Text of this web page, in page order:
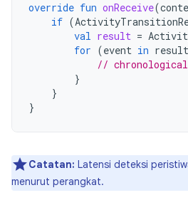
override fun onReceive(
if (
val result =
for (event in result
//
}
}
}
Catatan: Latensi deteksi
menurut perangkat.